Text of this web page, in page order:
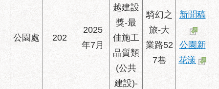
公園處 202
2025
年7月
越建設
獎-最
佳施工
品質類
(公共
建設)-
騎幻之
旅-大
業路52
7巷
新聞稿
公園新
花漾